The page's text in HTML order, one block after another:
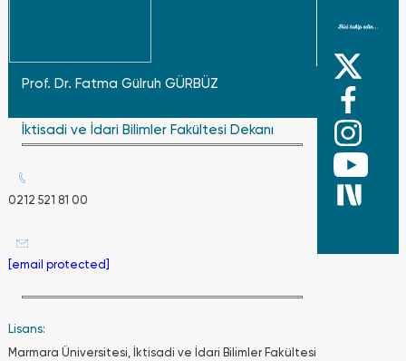
Prof. Dr. Fatma Gülruh GÜRBÜZ
İktisadi ve İdari Bilimler Fakültesi Dekanı
0212 521 81 00
[email protected]
Lisans:
Marmara Üniversitesi, İktisadi ve İdari Bilimler Fakültesi
Mehmet
Vakfı,
Sinan
Ağa bin
Vakfı,
Nurbanu
Valide
Sultan
Vakfı,
Vakfı,